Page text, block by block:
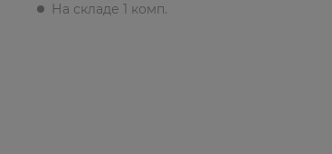
На складе 1 комп.